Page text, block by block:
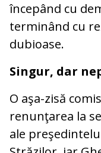
începând cu
terminând cu
dubioase.
Singur, dar
O aşa-zisă
renunţarea la
ale